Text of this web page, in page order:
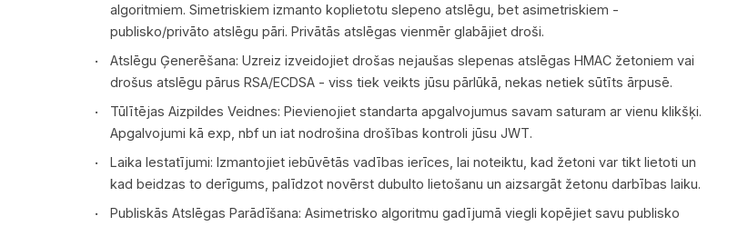
algoritmiem. Simetriskiem izmanto koplietotu slepeno atslēgu, bet asimetriskiem -
publisko/privāto atslēgu pāri. Privātās atslēgas vienmēr glabājiet droši.
Atslēgu Ģenerēšana: Uzreiz izveidojiet drošas nejaušas slepenas atslēgas HMAC žetoniem vai
drošus atslēgu pārus RSA/ECDSA - viss tiek veikts jūsu pārlūkā, nekas netiek sūtīts ārpusē.
Tūlītējas Aizpildes Veidnes: Pievienojiet standarta apgalvojumus savam saturam ar vienu klikšķi.
Apgalvojumi kā exp, nbf un iat nodrošina drošības kontroli jūsu JWT.
Laika Iestatījumi: Izmantojiet iebūvētās vadības ierīces, lai noteiktu, kad žetoni var tikt lietoti un
kad beidzas to derīgums, palīdzot novērst dubulto lietošanu un aizsargāt žetonu darbības laiku.
Publiskās Atslēgas Parādīšana: Asimetrisko algoritmu gadījumā viegli kopējiet savu publisko